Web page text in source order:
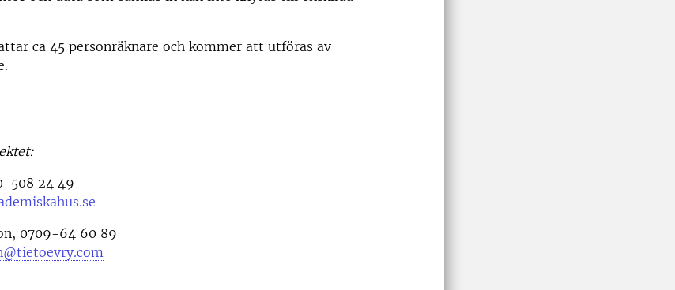
ca 45 personräknare och kommer att utföras av
508 24 49
0709-64 60 89